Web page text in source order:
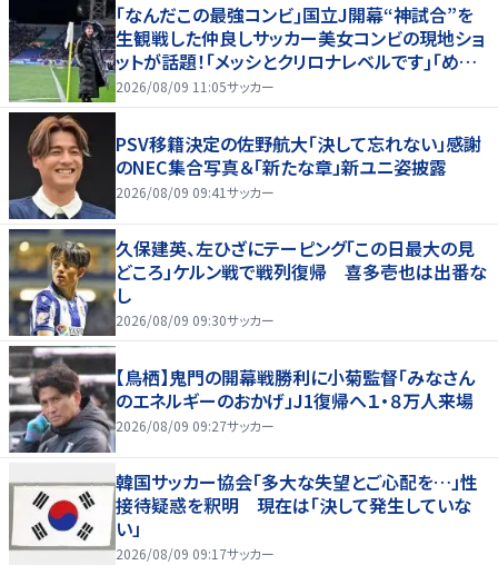
｢なんだこの最強コンビ｣国立J開幕“神試合”を
生観戦した仲良しサッカー美女コンビの現地ショ
ットが話題！｢メッシとクリロナレベルです｣｢めちゃ
くちゃ可愛い｣
2026/08/09 11:05サッカー
PSV移籍決定の佐野航大「決して忘れない」感謝
のNEC集合写真＆「新たな章」新ユニ姿披露
2026/08/09 09:41サッカー
久保建英、左ひざにテーピング「この日最大の見
どころ」ケルン戦で戦列復帰 喜多壱也は出番な
し
2026/08/09 09:30サッカー
【鳥栖】鬼門の開幕戦勝利に小菊監督「みなさん
のエネルギーのおかげ」J1復帰へ１・８万人来場
2026/08/09 09:27サッカー
韓国サッカー協会「多大な失望とご心配を…」性
接待疑惑を釈明 現在は「決して発生していな
い」
2026/08/09 09:17サッカー